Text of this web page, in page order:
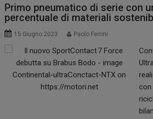
Primo pneumatico di serie con
percentuale di materiali
15 Giugno 2023 Paolo Ferrini
con